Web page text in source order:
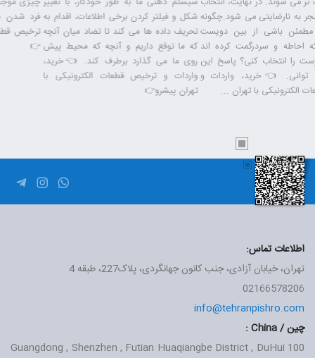
شکل و فیلتر کردن برخی اطلاعات، اقدام به
تحریف داده ها می کند تا تضاد میان آنچه
که ما توقع داریم و آنچه که محیط پیش
روی ما می گذارد برطرف کند. 👈خرید،
واردات و ترخیص قطعات الکترونیکی با
تهران پیشرو👉
های زیاد منجر به نارضایتی می شود.چگونه
می توانی مطمئن باشی از بین دویست
گزینه ای که احاطه و سردرگمت کرده اند
گزینه ی درست را انتخاب کنی؟ پاسخ این
است: نمی توانی. 👈خرید، واردات و
ترخیص قطعات الکترونیکی با تهران ...
اطلاعات تماس:
تهران، خیابان آزادی، جنب کانون جهانگردی، پلاک227، طبقه 4
02166578206
info@tehranpishro.com
چین / China :
Guangdong , Shenzhen , Futian Huaqiangbe District , DuHui 100